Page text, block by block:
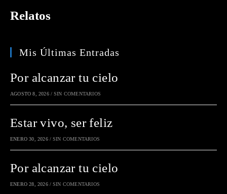
Relatos
Mis Últimas Entradas
Por alcanzar tu cielo
AGOSTO 8, 2026 / SIN COMENTARIOS
Estar vivo, ser feliz
ENERO 30, 2026 / SIN COMENTARIOS
Por alcanzar tu cielo
ENERO 28, 2026 / SIN COMENTARIOS